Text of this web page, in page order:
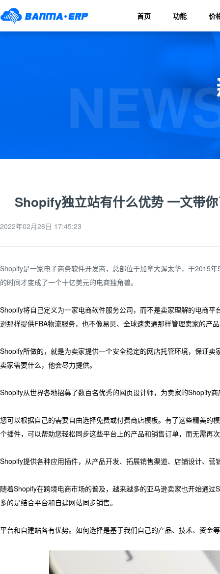
首页 功能 价
Shopify独立站有什么优势 一文带
2022年02月28日 17:45:23
Shopify是一家电子商务软件开发商，总部位于加拿大渥太华，于2015
的时间才变成了一个十亿美元的电商独角兽。
Shopify将自己定义为一家电商软件服务公司，而不是卖家理解的电商
逊那样提供FBA物流服务，也不像易贝、全球速卖通那样管理卖家的产
Shopify所做的，就是为卖家提供一个安全稳定的网店托管环境，保证
卖家需要什么，他会尽力提供。
Shopify从世界各地招募了数百名优秀的网页设计师，为卖家的Shopify
您可以根据自己的需要自由选择免费或付费商店模板。有了这些精美的
个插件，可以帮助您轻松同步这些平台上的产品和销售订单，而无需再
Shopify提供各种应用插件，从产品开发、拓展销售渠道、店铺设计、
随着Shopify在跨境电商市场的普及，越来越多的亚马逊卖家也开始通
多的是结合平台和自建网站同步销售。
平台和自建站各有优势。如何选择是基于我们自己的产品、技术、资金